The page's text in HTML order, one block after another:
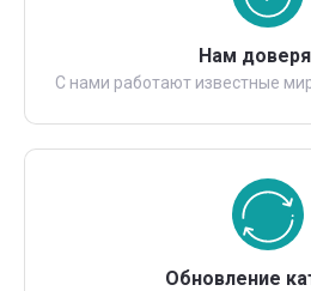
Нам
С нами работают известные
Обновление